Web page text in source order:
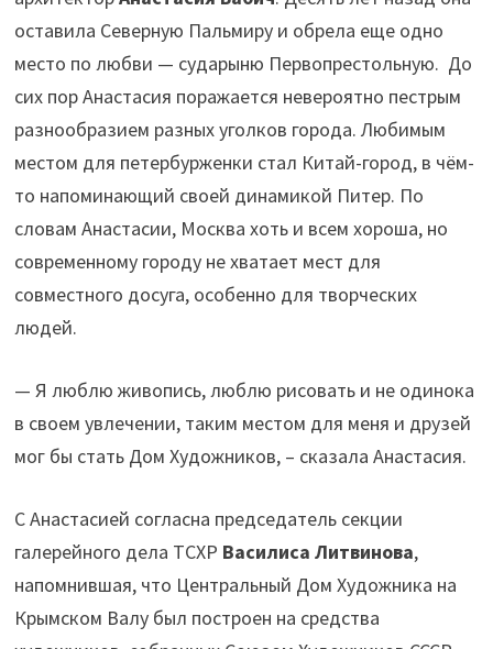
оставила Северную Пальмиру и обрела еще одно
место по любви — сударыню Первопрестольную. До
сих пор Анастасия поражается невероятно пестрым
разнообразием разных уголков города. Любимым
местом для петербурженки стал Китай-город, в чём-
то напоминающий своей динамикой Питер. По
словам Анастасии, Москва хоть и всем хороша, но
современному городу не хватает мест для
совместного досуга, особенно для творческих
людей.
— Я люблю живопись, люблю рисовать и не одинока
в своем увлечении, таким местом для меня и друзей
мог бы стать Дом Художников, – сказала Анастасия.
С Анастасией согласна председатель секции
галерейного дела ТСХР Василиса Литвинова,
напомнившая, что Центральный Дом Художника на
Крымском Валу был построен на средства